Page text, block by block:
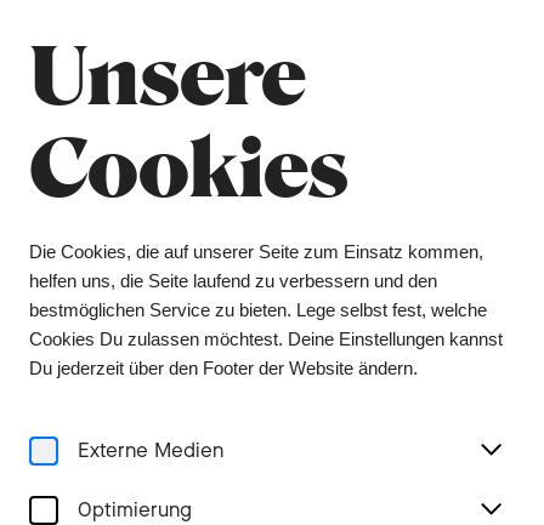
Unsere
Cookies
Die Cookies, die auf unserer Seite zum Einsatz kommen,
helfen uns, die Seite laufend zu verbessern und den
bestmöglichen Service zu bieten. Lege selbst fest, welche
Cookies Du zulassen möchtest. Deine Einstellungen kannst
Du jederzeit über den Footer der Website ändern.
Externe Medien
Optimierung
Konzerte